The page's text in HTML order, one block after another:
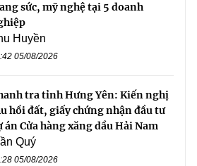
sức, mỹ nghệ tại 5 doanh
Huyền
05/08/2026
tra tỉnh Hưng Yên: Kiến nghị
hồi đất, giấy chứng nhận đầu tư
án Cửa hàng xăng dầu Hải Nam
Quý
05/08/2026